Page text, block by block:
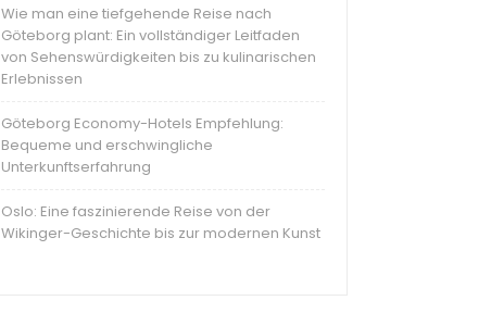
Wie man eine tiefgehende Reise nach
Göteborg plant: Ein vollständiger Leitfaden
von Sehenswürdigkeiten bis zu kulinarischen
Erlebnissen
Göteborg Economy-Hotels Empfehlung:
Bequeme und erschwingliche
Unterkunftserfahrung
Oslo: Eine faszinierende Reise von der
Wikinger-Geschichte bis zur modernen Kunst